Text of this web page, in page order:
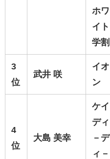
ホワ
イト
学割
3
位
武井 咲
イオ
ン
4
位
大島 美幸
ケイ
ディ
－デ
ィ－